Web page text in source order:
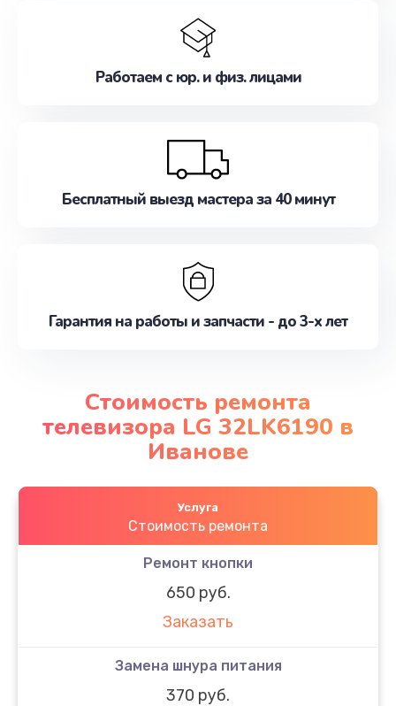
Работаем с юр. и физ. лицами
Бесплатный выезд мастера за 40 минут
Гарантия на работы и запчасти - до 3-х лет
Стоимость ремонта
телевизора LG 32LK6190 в
Иванове
Услуга
Стоимость ремонта
Ремонт кнопки
650 руб.
Заказать
Замена шнура питания
370 руб.